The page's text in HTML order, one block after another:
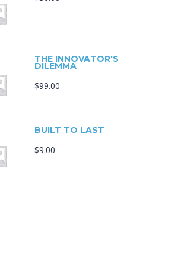
THE INNOVATOR'S
DILEMMA
$99.00
BUILT TO LAST
$9.00